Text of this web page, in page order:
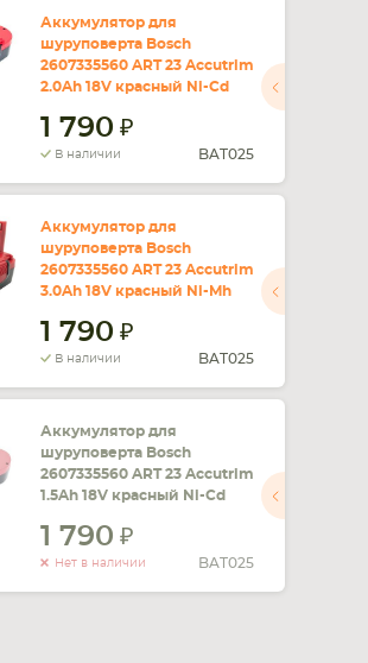
КОМПЛЕКТУЮЩИЕ
Аккумулятор для
шуруповерта Bosch
2607335560 ART 23 Accutrim
2.0Ah 18V красный Ni-Cd
1 790
В наличии BAT025
Аккумулятор для
шуруповерта Bosch
2607335560 ART 23 Accutrim
3.0Ah 18V красный Ni-Mh
1 790
В наличии BAT025
Аккумулятор для
шуруповерта Bosch
2607335560 ART 23 Accutrim
1.5Ah 18V красный Ni-Cd
1 790
Нет в наличии BAT025